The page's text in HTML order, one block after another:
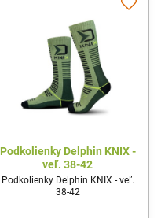
Podkolienky Delphin KNIX -
veľ. 38-42
Podkolienky Delphin KNIX - veľ.
38-42